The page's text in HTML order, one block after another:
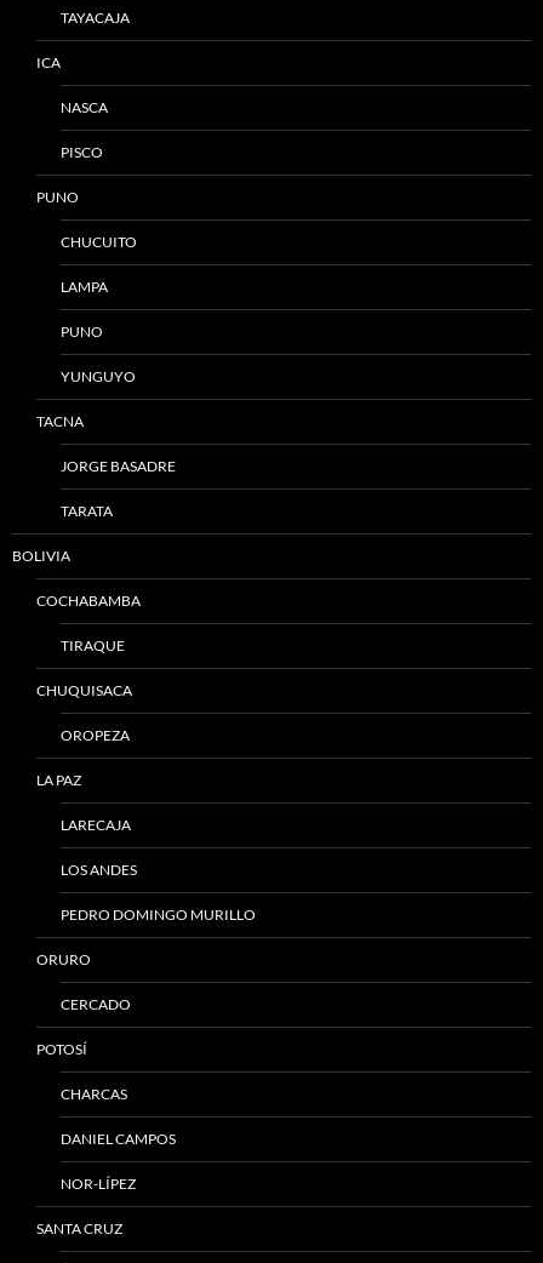
TAYACAJA
ICA
NASCA
PISCO
PUNO
CHUCUITO
LAMPA
PUNO
YUNGUYO
TACNA
JORGE BASADRE
TARATA
BOLIVIA
COCHABAMBA
TIRAQUE
CHUQUISACA
OROPEZA
LA PAZ
LARECAJA
LOS ANDES
PEDRO DOMINGO MURILLO
ORURO
CERCADO
POTOSÍ
CHARCAS
DANIEL CAMPOS
NOR-LÍPEZ
SANTA CRUZ